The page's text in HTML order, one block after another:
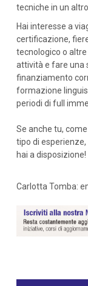
tecniche in un
Hai interesse a
certificazione,
tecnologico o
attività e fare una
finanziamento
formazione
periodi di full
Se anche tu,
tipo di
hai a disposizione!
Carlotta Tomba: